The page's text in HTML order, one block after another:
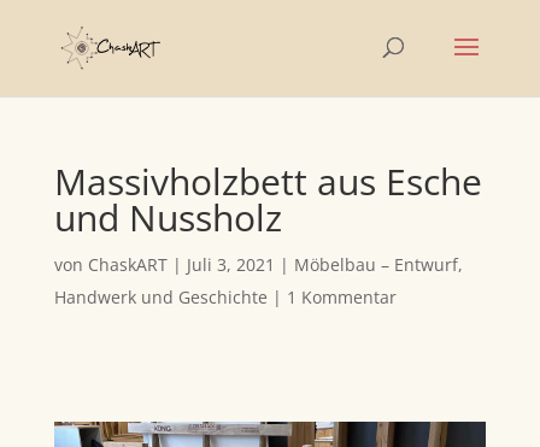
Massivholzbett aus Esche
und Nussholz
von ChaskART| Juli 3, 2021 | Möbelbau – Entwurf,
Handwerk und Geschichte | 1 Kommentar